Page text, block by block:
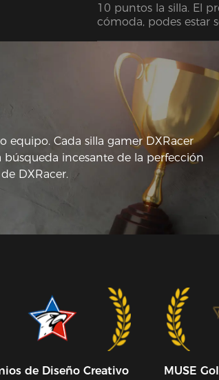
10 puntos la silla. El
cómoda, podes estar
muy fácil.
equipo. Cada silla gamer DXRacer
incesante de la perfección
DXRacer.
de Diseño Creativo
MUSE